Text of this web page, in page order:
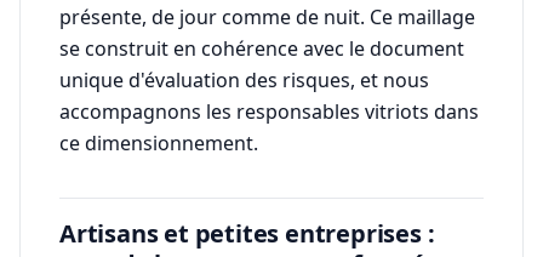
présente, de jour comme de nuit. Ce maillage
se construit en cohérence avec le document
unique d'évaluation des risques, et nous
accompagnons les responsables vitriots dans
ce dimensionnement.
Artisans et petites entreprises :